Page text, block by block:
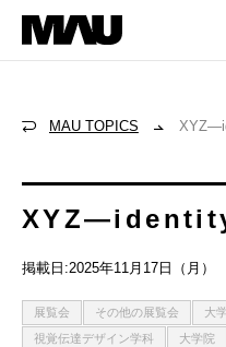
MAU TOPICS
掲載日:2025年11月17日（月）
展覧会 その他の展覧会 大
視覚伝達デザイン学科
大学院